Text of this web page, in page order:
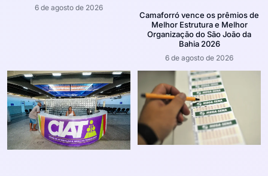
6 de agosto de 2026
Camaforró vence os prêmios de
Melhor Estrutura e Melhor
Organização do São João da
Bahia 2026
6 de agosto de 2026